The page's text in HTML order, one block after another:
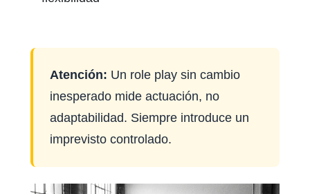
Atención: Un role play sin cambio
inesperado mide actuación, no
adaptabilidad. Siempre introduce un
imprevisto controlado.